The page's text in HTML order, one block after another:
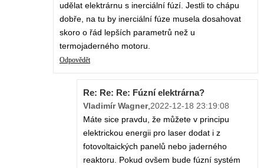
udělat elektrárnu s inerciální fúzí. Jestli to chápu
dobře, na tu by inerciální fúze musela dosahovat
skoro o řád lepších parametrů než u
termojaderného motoru.
Odpovědět
Re: Re: Re: Fúzní elektrárna?
Vladimír Wagner, 2022-12-18 23:19:08
Máte sice pravdu, že můžete v principu
elektrickou energii pro laser dodat i z
fotovoltaických panelů nebo jaderného
reaktoru. Pokud ovšem bude fúzní systém